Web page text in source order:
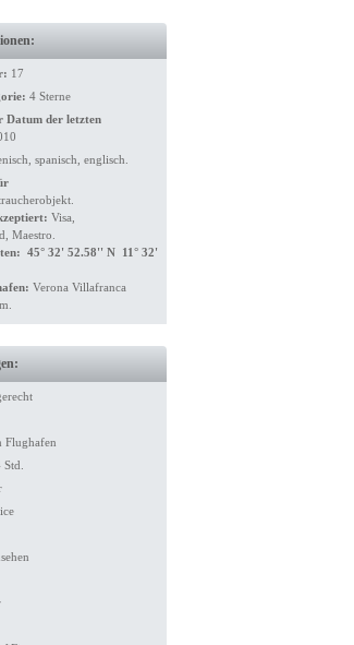
17
4 Sterne
Datum der letzten
spanisch, englisch.
Visa,
Maestro.
45° 32' 52.58'' N 11° 32'
Verona Villafranca
Flughafen
Std.